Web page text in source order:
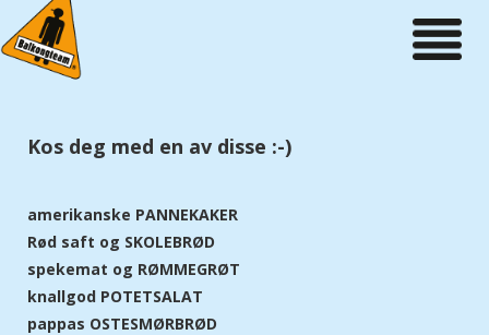
Toggle
navigation
Kos deg med en av disse :-)
amerikanske PANNEKAKER
Rød saft og SKOLEBRØD
spekemat og RØMMEGRØT
knallgod POTETSALAT
pappas OSTESMØRBRØD